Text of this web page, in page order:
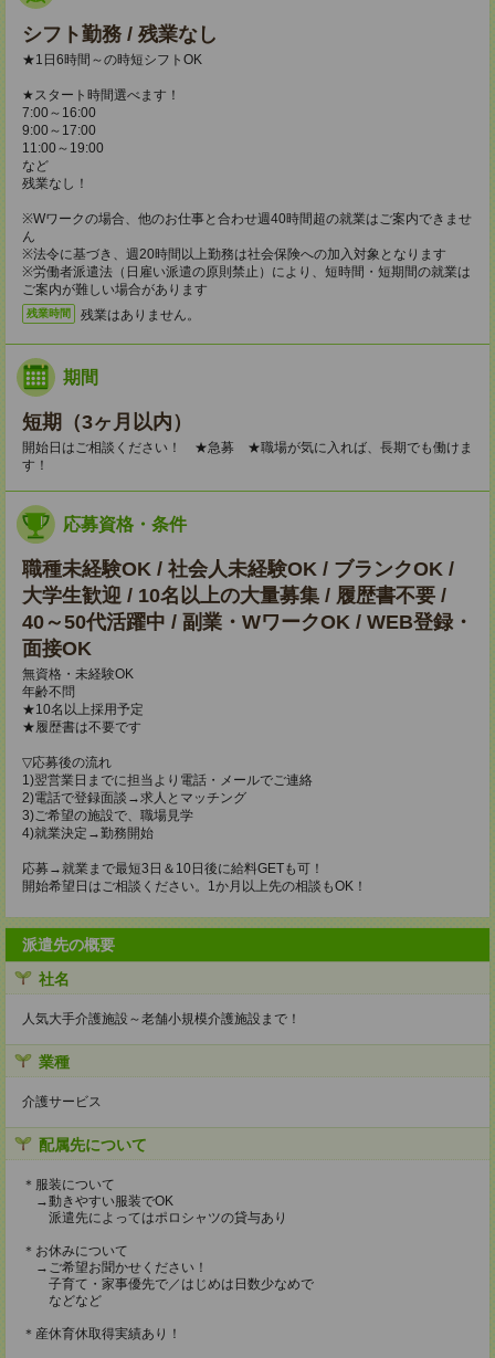
シフト勤務 / 残業なし
★1日6時間～の時短シフトOK
★スタート時間選べます！
7:00～16:00
9:00～17:00
11:00～19:00
など
残業なし！
※Wワークの場合、他のお仕事と合わせ週40時間超の就業はご案内できませ
ん
※法令に基づき、週20時間以上勤務は社会保険への加入対象となります
※労働者派遣法（日雇い派遣の原則禁止）により、短時間・短期間の就業は
ご案内が難しい場合があります
残業時間 残業はありません。
期間
短期（3ヶ月以内）
開始日はご相談ください！ ★急募 ★職場が気に入れば、長期でも働けま
す！
応募資格・条件
職種未経験OK / 社会人未経験OK / ブランクOK /
大学生歓迎 / 10名以上の大量募集 / 履歴書不要 /
40～50代活躍中 / 副業・WワークOK / WEB登録・
面接OK
無資格・未経験OK
年齢不問
★10名以上採用予定
★履歴書は不要です
▽応募後の流れ
1)翌営業日までに担当より電話・メールでご連絡
2)電話で登録面談→求人とマッチング
3)ご希望の施設で、職場見学
4)就業決定→勤務開始
応募→就業まで最短3日＆10日後に給料GETも可！
開始希望日はご相談ください。1か月以上先の相談もOK！
派遣先の概要
社名
人気大手介護施設～老舗小規模介護施設まで！
業種
介護サービス
配属先について
＊服装について
→動きやすい服装でOK
派遣先によってはポロシャツの貸与あり
＊お休みについて
→ご希望お聞かせください！
子育て・家事優先で／はじめは日数少なめで
などなど
＊産休育休取得実績あり！